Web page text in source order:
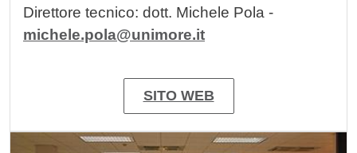
Direttore tecnico: dott. Michele Pola -
michele.pola@unimore.it
SITO WEB
Image